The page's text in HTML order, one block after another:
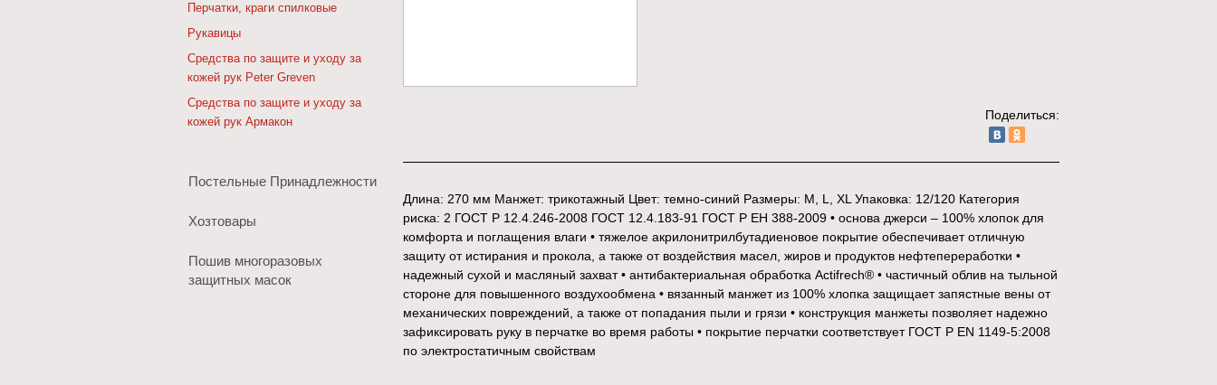
Перчатки, краги спилковые
Рукавицы
Средства по защите и уходу за
кожей рук Peter Greven
Средства по защите и уходу за
кожей рук Армакон
Постельные Принадлежности
Хозтовары
Пошив многоразовых
защитных масок
Поделиться:
Длина: 270 мм Манжет: трикотажный Цвет: темно-синий Размеры: M, L, XL Упаковка: 12/120 Категория
риска: 2 ГОСТ Р 12.4.246-2008 ГОСТ 12.4.183-91 ГОСТ Р ЕН 388-2009 • основа джерси – 100% хлопок для
комфорта и поглащения влаги • тяжелое акрилонитрилбутадиеновое покрытие обеспечивает отличную
защиту от истирания и прокола, а также от воздействия масел, жиров и продуктов нефтепереработки •
надежный сухой и масляный захват • антибактериальная обработка Actifrech® • частичный облив на тыльной
стороне для повышенного воздухообмена • вязанный манжет из 100% хлопка защищает запястные вены от
механических повреждений, а также от попадания пыли и грязи • конструкция манжеты позволяет надежно
зафиксировать руку в перчатке во время работы • покрытие перчатки соответствует ГОСТ Р EN 1149-5:2008
по электростатичным свойствам